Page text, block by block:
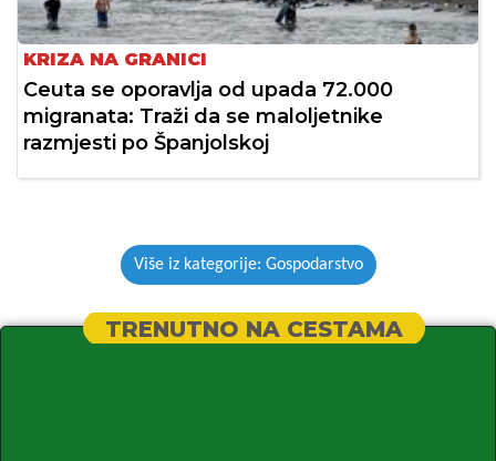
KRIZA NA GRANICI
Ceuta se oporavlja od upada 72.000
migranata: Traži da se maloljetnike
razmjesti po Španjolskoj
Više iz kategorije: Gospodarstvo
TRENUTNO NA CESTAMA